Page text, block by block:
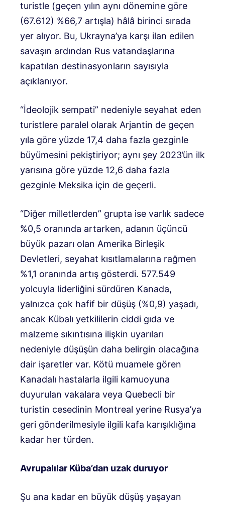
turistle (geçen yılın aynı dönemine göre
(67.612) %66,7 artışla) hâlâ birinci sırada
yer alıyor. Bu, Ukrayna’ya karşı ilan edilen
savaşın ardından Rus vatandaşlarına
kapatılan destinasyonların sayısıyla
açıklanıyor.
“İdeolojik sempati” nedeniyle seyahat eden
turistlere paralel olarak Arjantin de geçen
yıla göre yüzde 17,4 daha fazla gezginle
büyümesini pekiştiriyor; aynı şey 2023’ün ilk
yarısına göre yüzde 12,6 daha fazla
gezginle Meksika için de geçerli.
“Diğer milletlerden” grupta ise varlık sadece
%0,5 oranında artarken, adanın üçüncü
büyük pazarı olan Amerika Birleşik
Devletleri, seyahat kısıtlamalarına rağmen
%1,1 oranında artış gösterdi. 577.549
yolcuyla liderliğini sürdüren Kanada,
yalnızca çok hafif bir düşüş (%0,9) yaşadı,
ancak Kübalı yetkililerin ciddi gıda ve
malzeme sıkıntısına ilişkin uyarıları
nedeniyle düşüşün daha belirgin olacağına
dair işaretler var. Kötü muamele gören
Kanadalı hastalarla ilgili kamuoyuna
duyurulan vakalara veya Quebecli bir
turistin cesedinin Montreal yerine Rusya’ya
geri gönderilmesiyle ilgili kafa karışıklığına
kadar her türden.
Avrupalılar Küba’dan uzak duruyor
Şu ana kadar en büyük düşüş yaşayan